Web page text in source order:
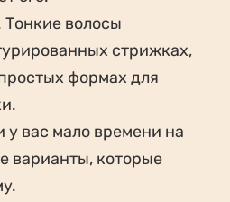
Тонкие волосы
стрижках,
формах для
у вас мало времени на
варианты, которые